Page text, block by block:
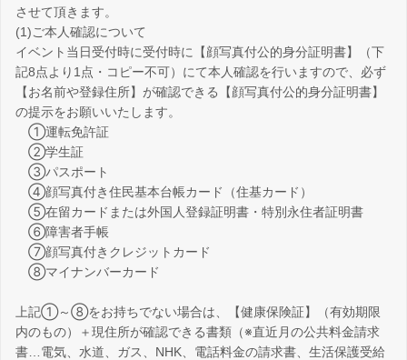
させて頂きます。
(1)ご本人確認について
イベント当日受付時に受付時に【顔写真付公的身分証明書】（下
記8点より1点・コピー不可）にて本人確認を行いますので、必ず
【お名前や登録住所】が確認できる【顔写真付公的身分証明書】
の提示をお願いいたします。
①運転免許証
②学生証
③パスポート
④顔写真付き住民基本台帳カード（住基カード）
⑤在留カードまたは外国人登録証明書・特別永住者証明書
⑥障害者手帳
⑦顔写真付きクレジットカード
⑧マイナンバーカード
上記①～⑧をお持ちでない場合は、【健康保険証】（有効期限
内のもの）＋現住所が確認できる書類（※直近月の公共料金請求
書…電気、水道、ガス、NHK、電話料金の請求書、生活保護受給